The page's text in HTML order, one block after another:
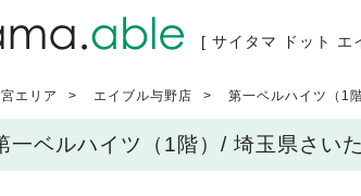
[ サイタマ ドット エ
エリア エイブル与野店 第一ベルハイツ（1階
一ベルハイツ（1階）/ 埼玉県さい